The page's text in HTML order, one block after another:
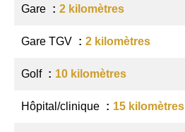
Gare 2 kilomètres
Gare TGV 2 kilomètres
Golf 10 kilomètres
Hôpital/clinique 15 kilomètres